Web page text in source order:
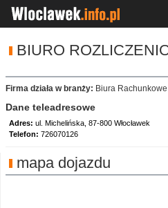
BIURO
Firma działa w branży: Biura
Dane teleadresowe
Adres: ul. Michelińska, 87-800 Włocławek
Telefon: 726070126
mapa dojazdu